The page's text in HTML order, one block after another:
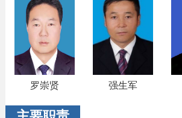
罗崇贤 强生军